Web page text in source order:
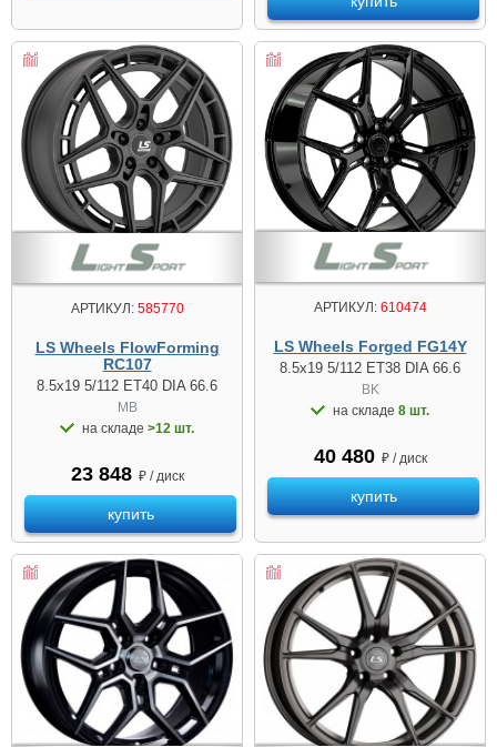
АРТИКУЛ:585770
LS Wheels FlowForming
RC107
8.5x19 5/112 ET40 DIA 66.6
MB
на складе >12 шт.
23 848 ₽ / диск
купить
АРТИКУЛ:610474
LS Wheels Forged FG14Y
8.5x19 5/112 ET38 DIA 66.6
BK
на складе 8 шт.
40 480 ₽ / диск
купить